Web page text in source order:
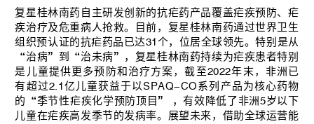
复星桂林南药自主研发创新的抗疟药产品覆盖疟疾预防、疟
疾治疗及危重病人抢救。目前， 复星桂林南药通过世界卫生
组织预认证的抗疟药品已达31个，位居全球领先。特别是从
“治病”到“治未病”， 复星桂林南药持续为疟疾患者特别
是儿童提供更多预防和治疗方案，截至2022年末，非洲已
有超过2.1亿儿童获益于以SPAQ-CO系列产品为核心药物
的“季节性疟疾化学预防顶目” ，有效降低了非洲5岁以下
儿童在疟疾高发季节的发病率。展望未来，借助全球运营能